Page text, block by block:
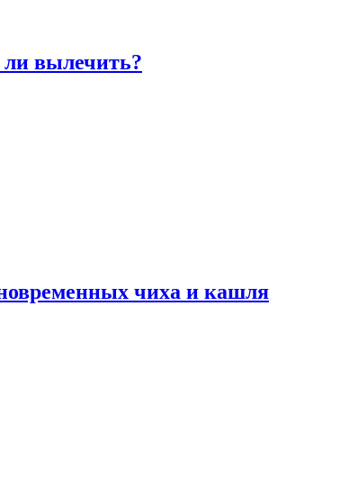
вылечить?
чиха и кашля